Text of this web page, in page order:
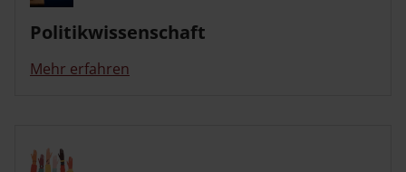
Politikwissenschaft
Mehr erfahren